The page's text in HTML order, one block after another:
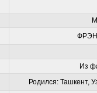
Из
Родился: Ташкент,